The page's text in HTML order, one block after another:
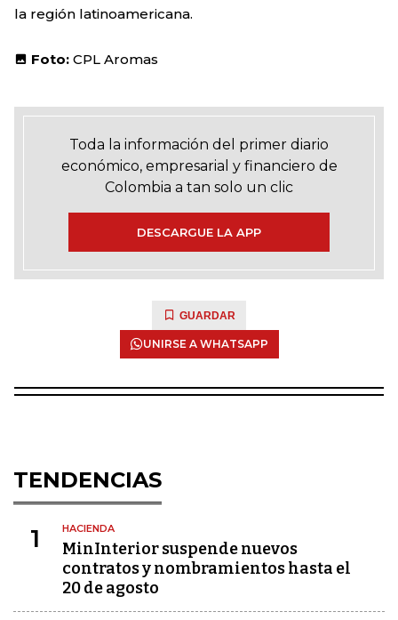
la región latinoamericana.
Foto: CPL Aromas
Toda la información del primer diario
económico, empresarial y financiero de
Colombia a tan solo un clic
DESCARGUE LA APP
GUARDAR
UNIRSE A WHATSAPP
TENDENCIAS
1 HACIENDA
MinInterior suspende nuevos
contratos y nombramientos hasta el
20 de agosto